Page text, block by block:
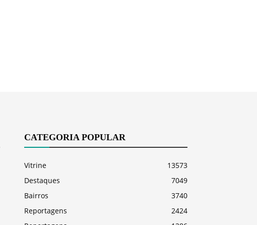
CATEGORIA POPULAR
Vitrine
13573
Destaques
7049
Bairros
3740
Reportagens
2424